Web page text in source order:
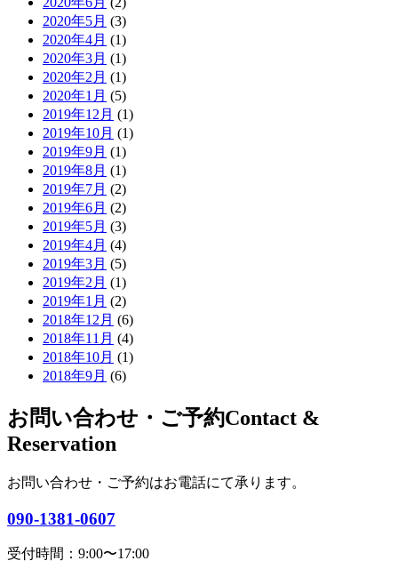
2020年5月 (3)
2020年4月 (1)
2020年3月 (1)
2020年2月 (1)
2020年1月 (5)
2019年12月 (1)
2019年10月 (1)
2019年9月 (1)
2019年8月 (1)
2019年7月 (2)
2019年6月 (2)
2019年5月 (3)
2019年4月 (4)
2019年3月 (5)
2019年2月 (1)
2019年1月 (2)
2018年12月 (6)
2018年11月 (4)
2018年10月 (1)
2018年9月 (6)
お問い合わせ・ご予約Contact &
Reservation
お問い合わせ・ご予約はお電話にて承ります。
090-1381-0607
受付時間：9:00〜17:00